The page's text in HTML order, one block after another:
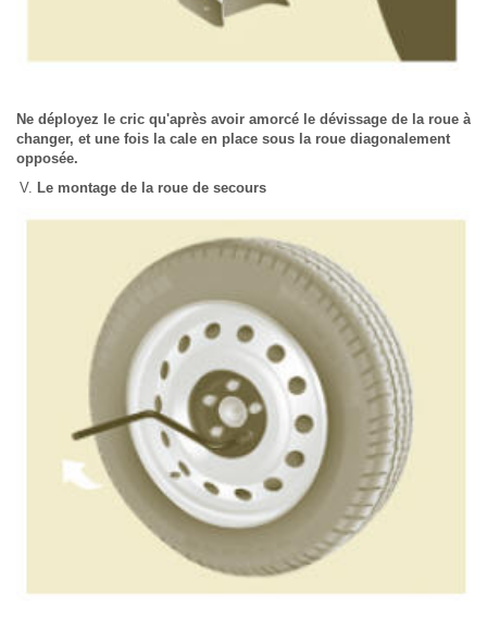
Ne déployez le cric qu'après avoir amorcé le dévissage de la roue à
changer, et une fois la cale en place sous la roue diagonalement
opposée.
Le montage de la roue de secours